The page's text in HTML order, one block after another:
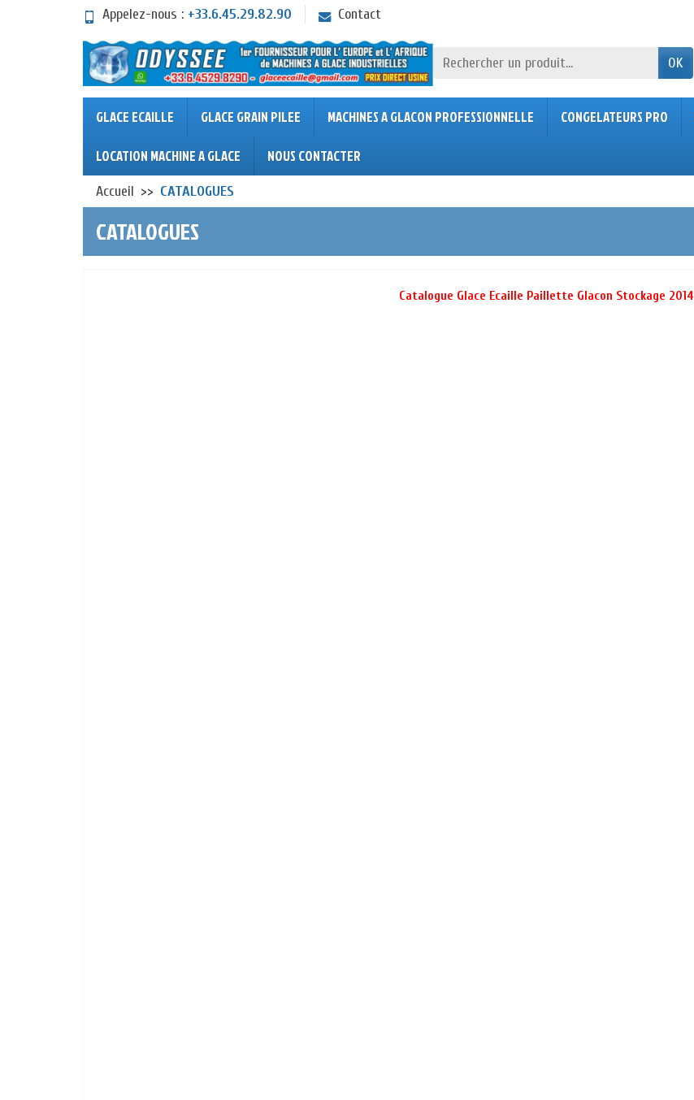
Appelez-nous : +33.6.45.29.82.90 Contact
OK
GLACE ECAILLE GLACE GRAIN PILEE MACHINES A GLACON PROFESSIONNELLE CONGELATEURS PRO
LOCATION MACHINE A GLACE NOUS CONTACTER
Accueil CATALOGUES
CATALOGUES
Catalogue Glace Ecaille Paillette Glacon Stockage 2014